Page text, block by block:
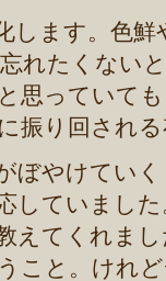
します。色
れたくない
思っていて
振り回され
ぼやけてい
していまし
えてくれま
こと。けれ